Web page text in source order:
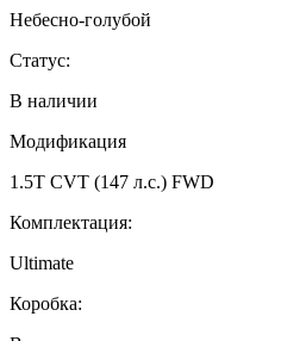
Небесно-голубой
Статус:
В наличии
Модификация
1.5T CVT (147 л.с.) FWD
Комплектация:
Ultimate
Коробка: